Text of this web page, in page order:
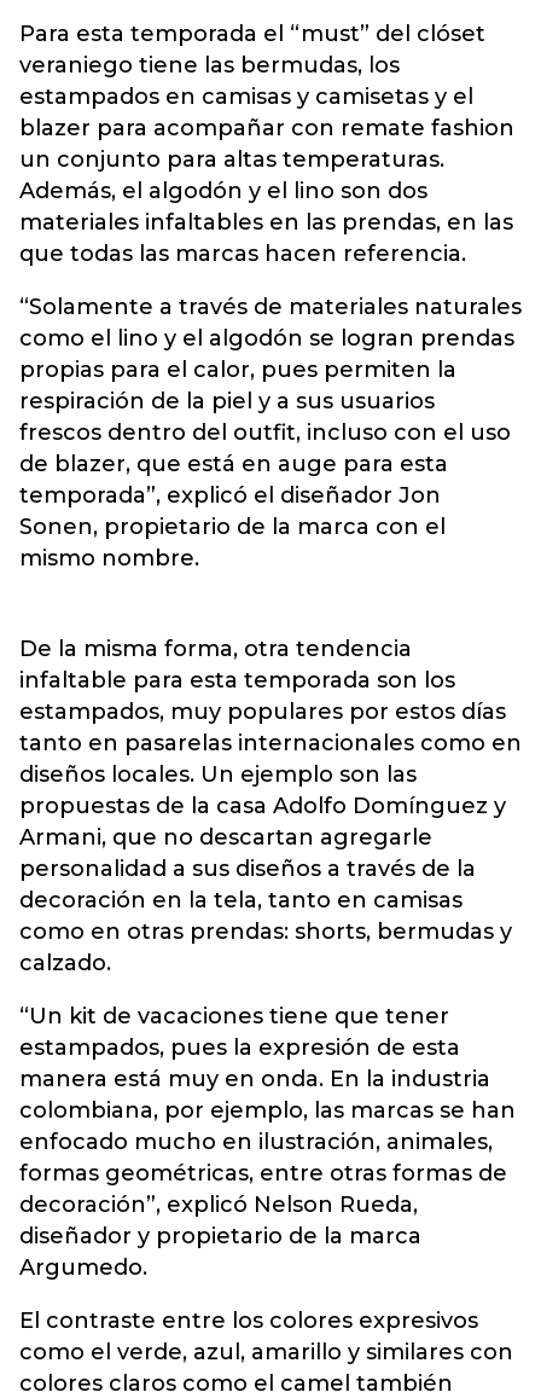
Para esta temporada el “must” del clóset
veraniego tiene las bermudas, los
estampados en camisas y camisetas y el
blazer para acompañar con remate fashion
un conjunto para altas temperaturas.
Además, el algodón y el lino son dos
materiales infaltables en las prendas, en las
que todas las marcas hacen referencia.
“Solamente a través de materiales naturales
como el lino y el algodón se logran prendas
propias para el calor, pues permiten la
respiración de la piel y a sus usuarios
frescos dentro del outfit, incluso con el uso
de blazer, que está en auge para esta
temporada”, explicó el diseñador Jon
Sonen, propietario de la marca con el
mismo nombre.
De la misma forma, otra tendencia
infaltable para esta temporada son los
estampados, muy populares por estos días
tanto en pasarelas internacionales como en
diseños locales. Un ejemplo son las
propuestas de la casa Adolfo Domínguez y
Armani, que no descartan agregarle
personalidad a sus diseños a través de la
decoración en la tela, tanto en camisas
como en otras prendas: shorts, bermudas y
calzado.
“Un kit de vacaciones tiene que tener
estampados, pues la expresión de esta
manera está muy en onda. En la industria
colombiana, por ejemplo, las marcas se han
enfocado mucho en ilustración, animales,
formas geométricas, entre otras formas de
decoración”, explicó Nelson Rueda,
diseñador y propietario de la marca
Argumedo.
El contraste entre los colores expresivos
como el verde, azul, amarillo y similares con
colores claros como el camel también